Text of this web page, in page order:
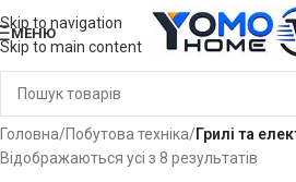
Skip to navigation
Skip to main content
МЕНЮ
Головна/Побутова техніка/Грилі та
Відображаються усі з 8 результатів